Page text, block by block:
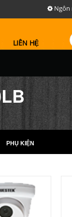
Ngôn
LIÊN HỆ
PHỤ KIỆN